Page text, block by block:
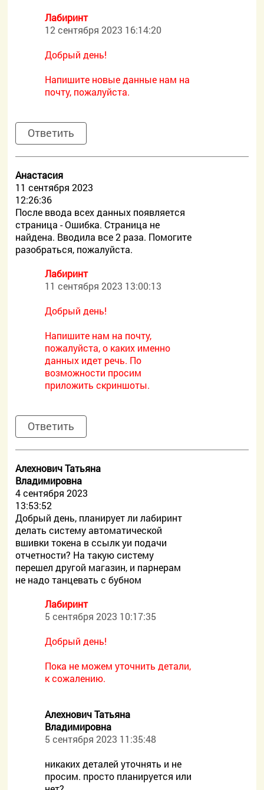
Лабиринт
12 сентября 2023 16:14:20
Добрый день!
Напишите новые данные нам на
почту, пожалуйста.
Ответить
Анастасия
11 сентября 2023
12:26:36
После ввода всех данных появляется
страница - Ошибка. Страница не
найдена. Вводила все 2 раза. Помогите
разобраться, пожалуйста.
Лабиринт
11 сентября 2023 13:00:13
Добрый день!
Напишите нам на почту,
пожалуйста, о каких именно
данных идет речь. По
возможности просим
приложить скриншоты.
Ответить
Алехнович Татьяна
Владимировна
4 сентября 2023
13:53:52
Добрый день, планирует ли лабиринт
делать систему автоматической
вшивки токена в ссылк уи подачи
отчетности? На такую систему
перешел другой магазин, и парнерам
не надо танцевать с бубном
Лабиринт
5 сентября 2023 10:17:35
Добрый день!
Пока не можем уточнить детали,
к сожалению.
Алехнович Татьяна
Владимировна
5 сентября 2023 11:35:48
никаких деталей уточнять и не
просим. просто планируется или